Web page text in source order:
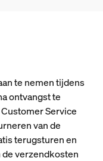
te nemen tijdens
ontvangst te
Service
van de
terugsturen en
verzendkosten